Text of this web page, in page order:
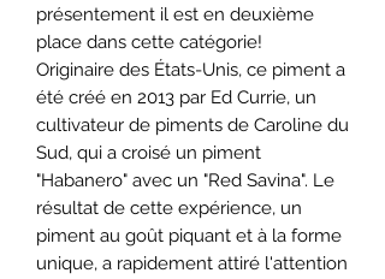
présentement il est en deuxième
place dans cette catégorie!
Originaire des États-Unis, ce piment a
été créé en 2013 par Ed Currie, un
cultivateur de piments de Caroline du
Sud, qui a croisé un piment
"Habanero" avec un "Red Savina". Le
résultat de cette expérience, un
piment au goût piquant et à la forme
unique, a rapidement attiré l'attention